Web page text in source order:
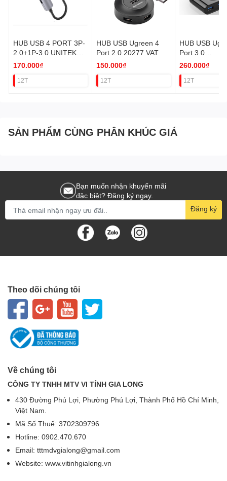
HUB USB 4 PORT 3P-
2.0+1P-3.0 UNITEK
H1208A VAT
170.000₫
12T
HUB USB Ugreen 4
Port 2.0 20277 VAT
150.000₫
12T
HUB USB
Port 3.0
20291(ĐEN)/
260.000₫
12T
SẢN PHẨM CÙNG PHÂN KHÚC GIÁ
Bạn muốn nhận khuyến mãi
đặc biệt? Đăng ký ngay.
Đăng ký
Theo dõi chúng tôi
Về chúng tôi
CÔNG TY TNHH MTV VI TÍNH GIA LONG
430 Đường Phú Lợi, Phường Phú Lợi, Thành Phố Hồ Chí Minh,
Việt Nam.
Mã Số Thuế: 3702309796
Hotline: 0902.470.670
Email: tttmdvgialong@gmail.com
Website: www.vitinhgialong.vn